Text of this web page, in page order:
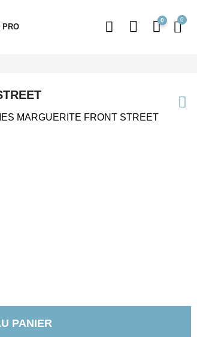
PRO
0
MARGUERITE FRONT STREET
PANIER